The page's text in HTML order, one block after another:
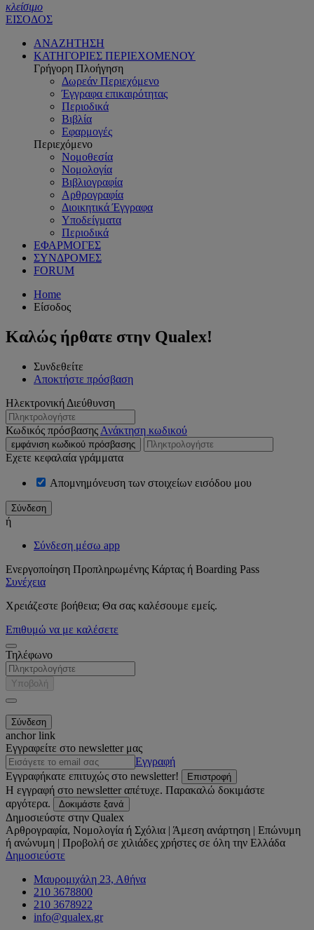
κλείσιμο
ΕΙΣΟΔΟΣ
ΑΝΑΖΗΤΗΣΗ
ΚΑΤΗΓΟΡΙΕΣ ΠΕΡΙΕΧΟΜΕΝΟΥ
Γρήγορη Πλοήγηση
Δωρεάν Περιεχόμενο
Έγγραφα επικαιρότητας
Περιοδικά
Βιβλία
Εφαρμογές
Περιεχόμενο
Νομοθεσία
Νομολογία
Βιβλιογραφία
Αρθρογραφία
Διοικητικά Έγγραφα
Υποδείγματα
Περιοδικά
ΕΦΑΡΜΟΓΕΣ
ΣΥΝΔΡΟΜΕΣ
FORUM
Home
Είσοδος
Καλώς ήρθατε στην Qualex!
Συνδεθείτε
Αποκτήστε πρόσβαση
Ηλεκτρονική Διεύθυνση
Κωδικός πρόσβασης Ανάκτηση κωδικού
εμφάνιση κωδικού πρόσβασης
Εχετε κεφαλαία γράμματα
Απομνημόνευση των στοιχείων εισόδου μου
ή
Σύνδεση μέσω app
Ενεργοποίηση Προπληρωμένης Κάρτας ή Boarding Pass
Συνέχεια
Χρειάζεστε βοήθεια; Θα σας καλέσουμε εμείς.
Επιθυμώ να με καλέσετε
Τηλέφωνο
Υποβολή
anchor link
Εγγραφείτε στο newsletter μας
Εγγραφή
Εγγραφήκατε επιτυχώς στο newsletter!
Επιστροφή
Η εγγραφή στο newsletter απέτυχε. Παρακαλώ δοκιμάστε
αργότερα.
Δοκιμάστε ξανά
Δημοσιεύστε στην Qualex
Αρθρογραφία, Νομολογία ή Σχόλια | Άμεση ανάρτηση | Επώνυμη
ή ανώνυμη | Προβολή σε χιλιάδες χρήστες σε όλη την Ελλάδα
Δημοσιεύστε
Μαυρομιχάλη 23, Αθήνα
210 3678800
210 3678922
info@qualex.gr